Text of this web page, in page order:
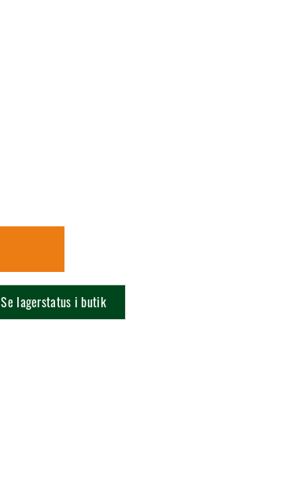
Se lagerstatus i butik